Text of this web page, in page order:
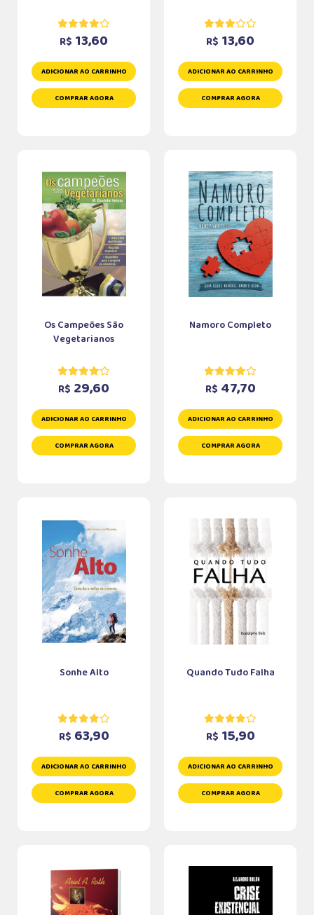
R$ 13,60
ADICIONAR AO CARRINHO
COMPRAR AGORA
R$ 13,60
ADICIONAR AO CARRINHO
COMPRAR AGORA
Os Campeões São
Vegetarianos
R$ 29,60
ADICIONAR AO CARRINHO
COMPRAR AGORA
Namoro Completo
R$ 47,70
ADICIONAR AO CARRINHO
COMPRAR AGORA
Sonhe Alto
R$ 63,90
ADICIONAR AO CARRINHO
COMPRAR AGORA
Quando Tudo Falha
R$ 15,90
ADICIONAR AO CARRINHO
COMPRAR AGORA